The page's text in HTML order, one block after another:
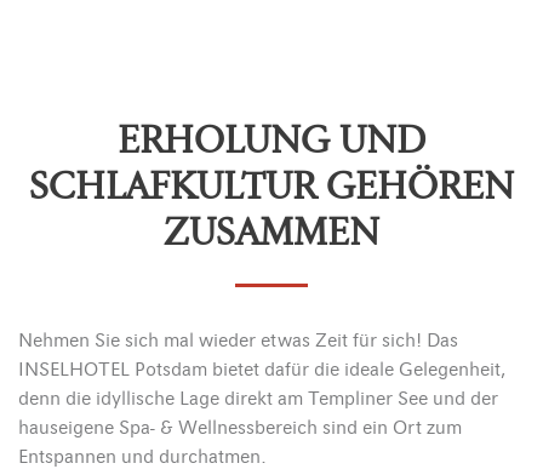
ERHOLUNG UND
SCHLAFKULTUR GEHÖREN
ZUSAMMEN
Nehmen Sie sich mal wieder etwas Zeit für sich! Das
INSELHOTEL Potsdam bietet dafür die ideale Gelegenheit,
denn die idyllische Lage direkt am Templiner See und der
hauseigene Spa- & Wellnessbereich sind ein Ort zum
Entspannen und durchatmen.